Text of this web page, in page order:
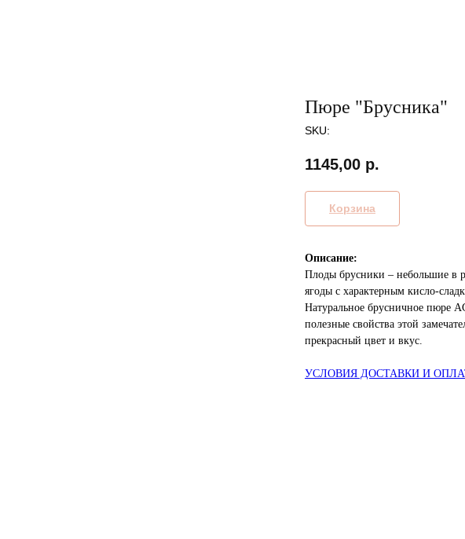
Пюре "Брусника"
SKU:
1145,00 р.
Корзина
Описание:
Плоды брусники – небольшие в
ягоды с характерным кисло-
Натуральное брусничное пюре
полезные свойства этой
прекрасный цвет и вкус.
УСЛОВИЯ ДОСТАВКИ И